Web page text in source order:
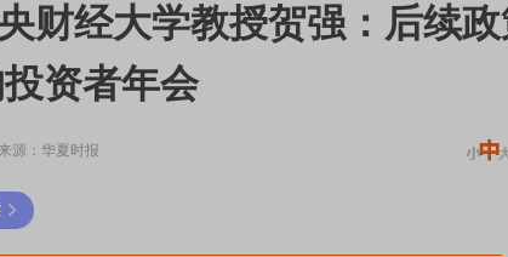
财经大学教授贺强：后续
资者年会
来源：华夏时报
A